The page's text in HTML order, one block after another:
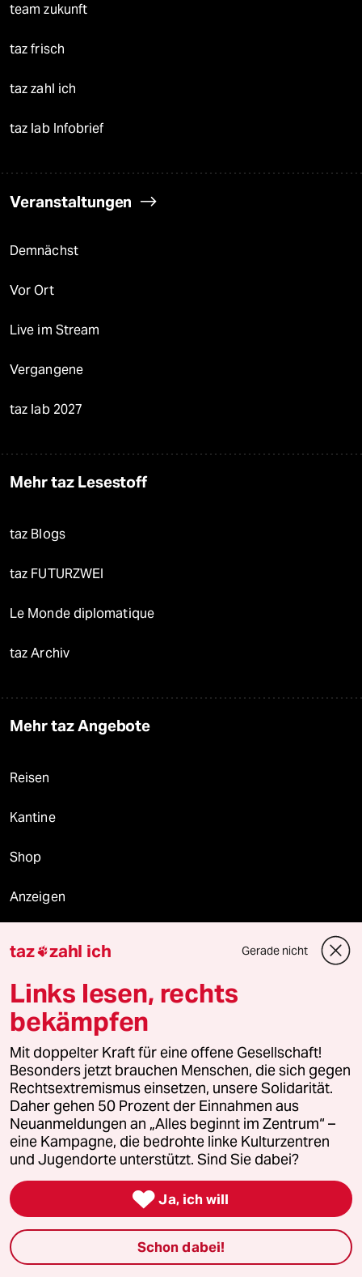
team zukunft
taz frisch
taz zahl ich
taz lab Infobrief
Veranstaltungen
Demnächst
Vor Ort
Live im Stream
Vergangene
taz lab 2027
Mehr taz Lesestoff
taz Blogs
taz FUTURZWEI
Le Monde diplomatique
taz Archiv
Mehr taz Angebote
Reisen
Kantine
Shop
Anzeigen
Feedback
Aboservice
ePaper Login
Downloads für Abonnierende
© 2026 taz Verlags und Vertriebs GmbH
Alle Rechte vorbehalten. Bei rechtlichen Fragen oder für Genehmigungen
wenden Sie sich bitte an
lizenzen@taz.de
taz zahl ich Gerade nicht
Links lesen, rechts
bekämpfen
Mit doppelter Kraft für eine offene Gesellschaft!
Besonders jetzt brauchen Menschen, die sich gegen
Rechtsextremismus einsetzen, unsere Solidarität.
Daher gehen 50 Prozent der Einnahmen aus
Neuanmeldungen an „Alles beginnt im Zentrum“ –
eine Kampagne, die bedrohte linke Kulturzentren
und Jugendorte unterstützt. Sind Sie dabei?
 Ja, ich will
Schon dabei!